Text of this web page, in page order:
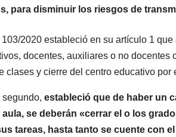
para disminuir los riesgos de
103/2020 estableció en su artículo 1
docentes, auxiliares o no
clases y cierre del centro educativo
segundo, estableció que de haber un
aula, se deberán «cerrar el o los
tareas, hasta tanto se cuente con